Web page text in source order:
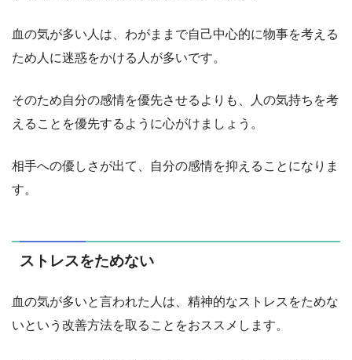
血の気が多い人は、わがままで自己中心的に物事を考える
ため人に迷惑をかける人が多いです。
そのため自分の感情を優先させるよりも、人の気持ちを考
えることを優先するように心がけましょう。
相手への優しさが出て、自分の感情を抑えることになりま
す。
ストレスをためない
血の気が多いと言われた人は、精神的なストレスをためな
いという改善方法を取ることをおススメします。